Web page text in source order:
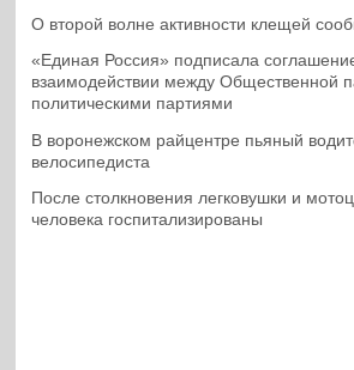
О второй волне активности клещей
«Единая Россия» подписала
взаимодействии между Общественной
политическими партиями
В воронежском райцентре пьяный
велосипедиста
После столкновения легковушки и
человека госпитализированы